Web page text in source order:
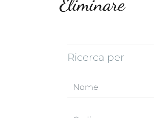
Ricerca per